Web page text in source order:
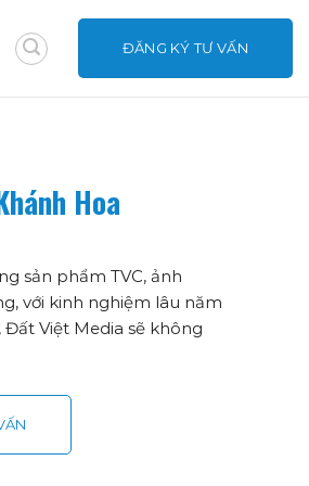
ĐĂNG KÝ TƯ VẤN
Hoa
sản phẩm TVC, ảnh
với kinh nghiệm lâu năm
Việt Media sẽ không